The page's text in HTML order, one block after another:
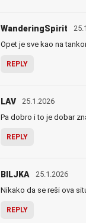
WanderingSpirit
Opet je sve kao na
REPLY
LAV 25.1.2026
Pa dobro i to je dobar
REPLY
BILJKA 25.1.2026
Nikako da se reši ova
REPLY